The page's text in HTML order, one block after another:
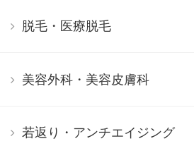
脱毛・医療脱毛
美容外科・美容皮膚科
若返り・アンチエイジング